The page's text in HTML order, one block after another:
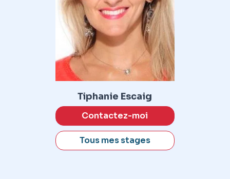
Tiphanie Escaig
Contactez-moi
Tous mes stages